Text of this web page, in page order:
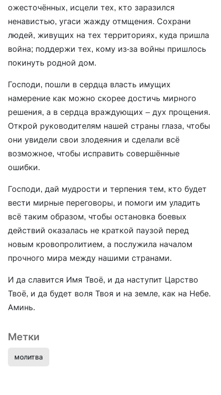
ожесточённых, исцели тех, кто заразился
ненавистью, угаси жажду отмщения. Сохрани
людей, живущих на тех территориях, куда пришла
война; поддержи тех, кому из-за войны пришлось
покинуть родной дом.
Господи, пошли в сердца власть имущих
намерение как можно скорее достичь мирного
решения, а в сердца враждующих – дух прощения.
Открой руководителям нашей страны глаза, чтобы
они увидели свои злодеяния и сделали всё
возможное, чтобы исправить совершённые
ошибки.
Господи, дай мудрости и терпения тем, кто будет
вести мирные переговоры, и помоги им уладить
всё таким образом, чтобы остановка боевых
действий оказалась не краткой паузой перед
новым кровопролитием, а послужила началом
прочного мира между нашими странами.
И да славится Имя Твоё, и да наступит Царство
Твоё, и да будет воля Твоя и на земле, как на Небе.
Аминь.
Метки
молитва